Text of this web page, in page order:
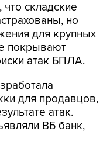
складские
но
для крупных
покрывают
атак БПЛА.
для продавцов,
атак.
ВБ банк,